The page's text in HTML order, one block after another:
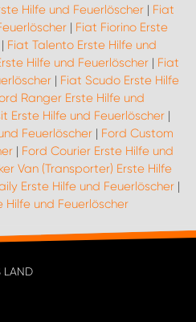
Hilfe und Feuerlöscher| Fiat
| Fiat Fiorino Erste
Fiat Talento Erste Hilfe und
Hilfe und Feuerlöscher| Fiat
| Fiat Scudo Erste Hilfe
Ranger Erste Hilfe und
Erste Hilfe und Feuerlöscher|
Feuerlöscher| Ford Custom
| Ford Courier Erste Hilfe und
Van (Transporter) Erste Hilfe
Erste Hilfe und Feuerlöscher|
Hilfe und Feuerlöscher
LAND